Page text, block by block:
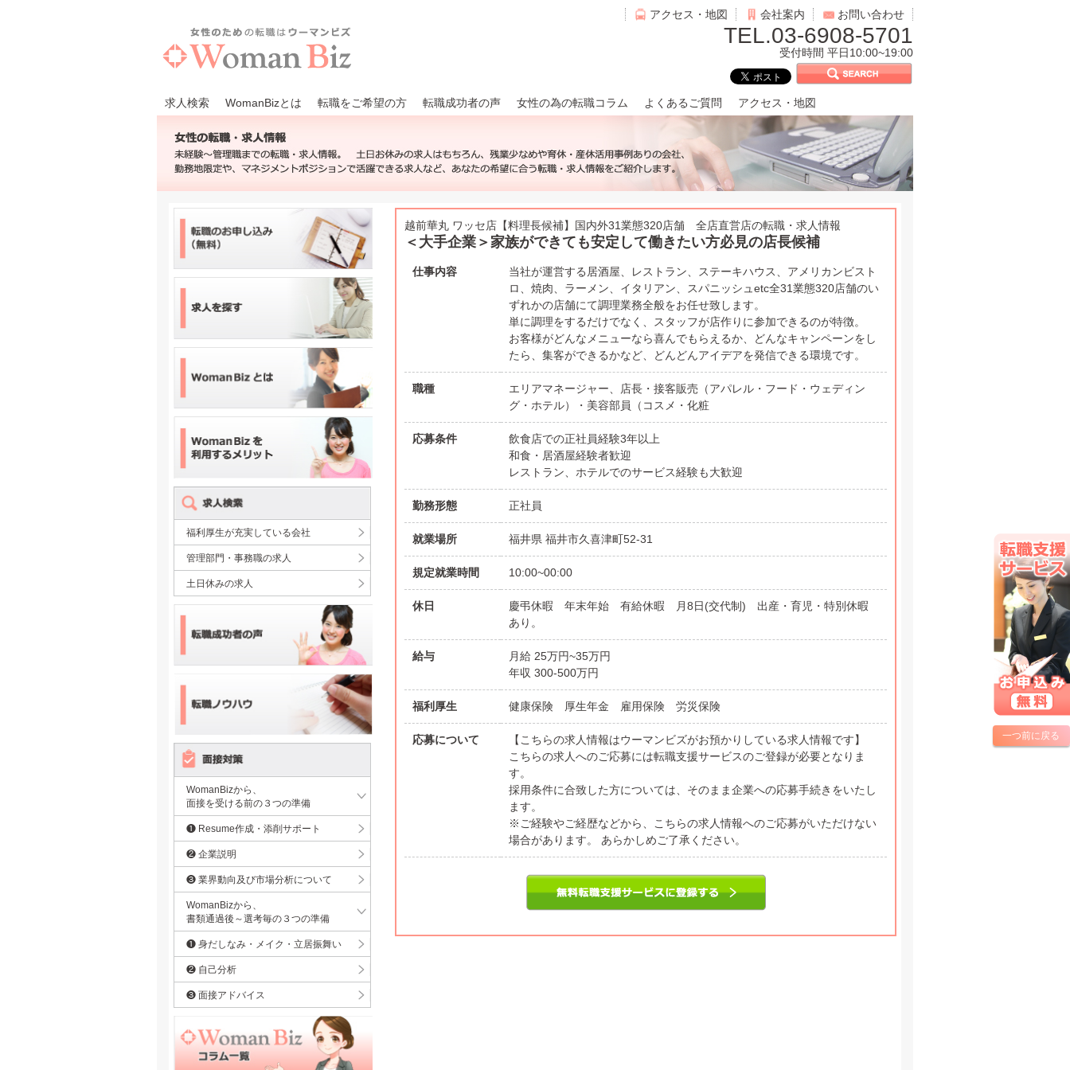
お問い合わせ
会社案内
アクセス・地図
TEL.03-6908-5701
受付時間 平日10:00~19:00
求人検索 WomanBizとは 転職をご希望の方 転職成功者の声 女性の為の転職コラム よくあるご質問 アクセス・地図
一つ前に戻る
越前華丸 ワッセ店【料理長候補】国内外31業態320店舗 全店直営店の転職・求人情報
＜大手企業＞家族ができても安定して働きたい方必見の店長候補
仕事内容
当社が運営する居酒屋、レストラン、ステーキハウス、アメリカンビスト
ロ、焼肉、ラーメン、イタリアン、スパニッシュetc全31業態320店舗のい
ずれかの店舗にて調理業務全般をお任せ致します。
単に調理をするだけでなく、スタッフが店作りに参加できるのが特徴。
お客様がどんなメニューなら喜んでもらえるか、どんなキャンペーンをし
たら、集客ができるかなど、どんどんアイデアを発信できる環境です。
職種
エリアマネージャー、店長・接客販売（アパレル・フード・ウェディン
グ・ホテル）・美容部員（コスメ・化粧
応募条件
飲食店での正社員経験3年以上
和食・居酒屋経験者歓迎
レストラン、ホテルでのサービス経験も大歓迎
勤務形態 正社員
就業場所 福井県 福井市久喜津町52-31
規定就業時間 10:00~00:00
休日
慶弔休暇 年末年始 有給休暇 月8日(交代制) 出産・育児・特別休暇
あり。
給与
月給 25万円~35万円
年収 300-500万円
福利厚生 健康保険 厚生年金 雇用保険 労災保険
応募について
【こちらの求人情報はウーマンビズがお預かりしている求人情報です】
こちらの求人へのご応募には転職支援サービスのご登録が必要となりま
す。
採用条件に合致した方については、そのまま企業への応募手続きをいたし
ます。
※ご経験やご経歴などから、こちらの求人情報へのご応募がいただけない
場合があります。 あらかしめご了承ください。
福利厚生が充実している会社
管理部門・事務職の求人
土日休みの求人
WomanBizから、
面接を受ける前の３つの準備
❶ Resume作成・添削サポート
❷ 企業説明
❸ 業界動向及び市場分析について
WomanBizから、
書類通過後～選考毎の３つの準備
❶ 身だしなみ・メイク・立居振舞い
❷ 自己分析
❸ 面接アドバイス